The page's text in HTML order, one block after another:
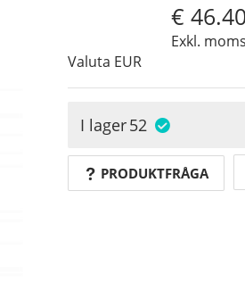
Exkl.
Valuta EUR
I lager52
PRODUKTFRÅGA